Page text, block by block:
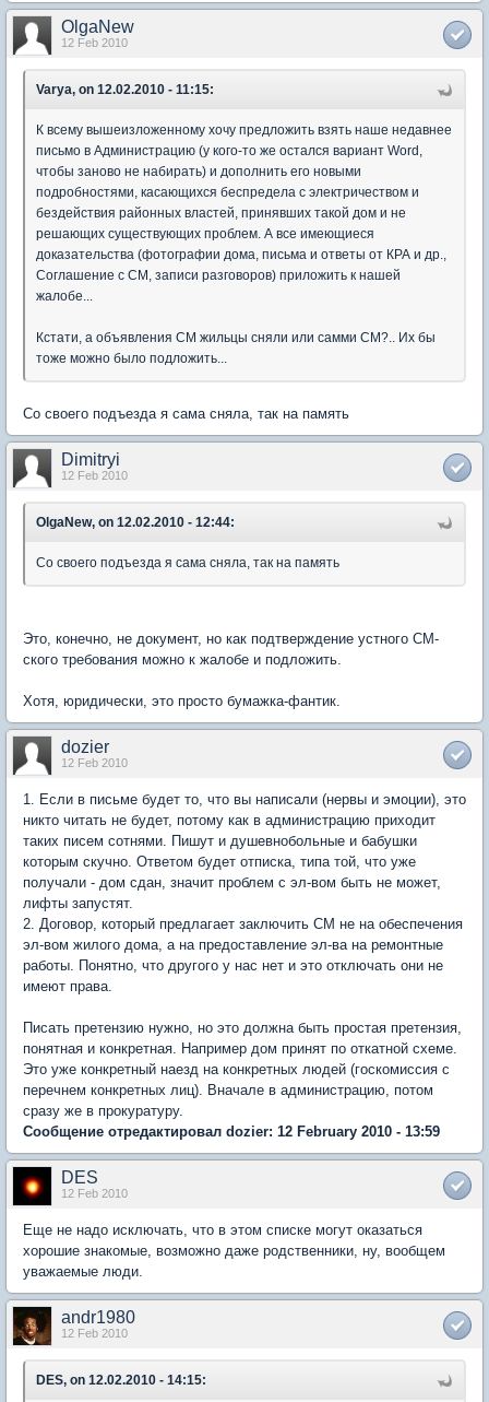
OlgaNew
12 Feb 2010
Varya, on 12.02.2010 - 11:15:
К всему вышеизложенному хочу предложить взять наше недавнее
письмо в Администрацию (у кого-то же остался вариант Word,
чтобы заново не набирать) и дополнить его новыми
подробностями, касающихся беспредела с электричеством и
бездействия районных властей, принявших такой дом и не
решающих существующих проблем. А все имеющиеся
доказательства (фотографии дома, письма и ответы от КРА и др.,
Соглашение с СМ, записи разговоров) приложить к нашей
жалобе...
Кстати, а объявления СМ жильцы сняли или самми СМ?.. Их бы
тоже можно было подложить...
Со своего подъезда я сама сняла, так на память
Dimitryi
12 Feb 2010
OlgaNew, on 12.02.2010 - 12:44:
Со своего подъезда я сама сняла, так на память
Это, конечно, не документ, но как подтверждение устного СМ-
ского требования можно к жалобе и подложить.
Хотя, юридически, это просто бумажка-фантик.
dozier
12 Feb 2010
1. Если в письме будет то, что вы написали (нервы и эмоции), это
никто читать не будет, потому как в администрацию приходит
таких писем сотнями. Пишут и душевнобольные и бабушки
которым скучно. Ответом будет отписка, типа той, что уже
получали - дом сдан, значит проблем с эл-вом быть не может,
лифты запустят.
2. Договор, который предлагает заключить СМ не на обеспечения
эл-вом жилого дома, а на предоставление эл-ва на ремонтные
работы. Понятно, что другого у нас нет и это отключать они не
имеют права.
Писать претензию нужно, но это должна быть простая претензия,
понятная и конкретная. Например дом принят по откатной схеме.
Это уже конкретный наезд на конкретных людей (госкомиссия с
перечнем конкретных лиц). Вначале в администрацию, потом
сразу же в прокуратуру.
Сообщение отредактировал dozier: 12 February 2010 - 13:59
DES
12 Feb 2010
Еще не надо исключать, что в этом списке могут оказаться
хорошие знакомые, возможно даже родственники, ну, вообщем
уважаемые люди.
andr1980
12 Feb 2010
DES, on 12.02.2010 - 14:15: